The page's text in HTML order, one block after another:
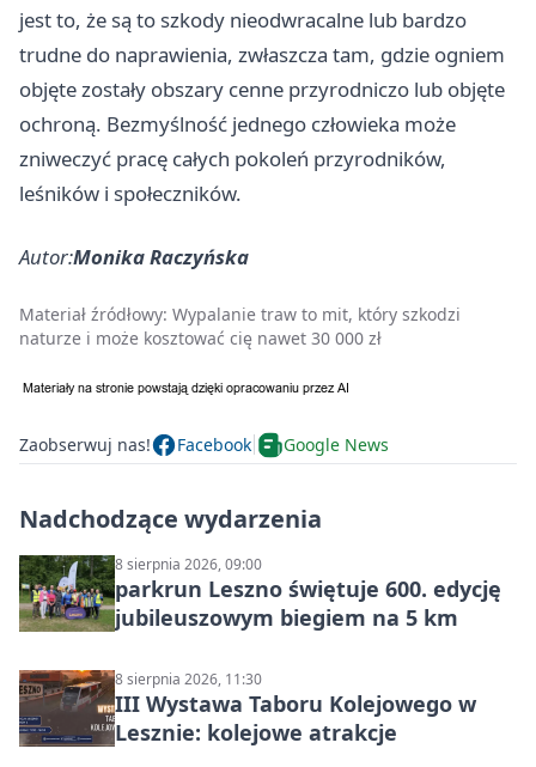
jest to, że są to szkody nieodwracalne lub bardzo
trudne do naprawienia, zwłaszcza tam, gdzie ogniem
objęte zostały obszary cenne przyrodniczo lub objęte
ochroną. Bezmyślność jednego człowieka może
zniweczyć pracę całych pokoleń przyrodników,
leśników i społeczników.
Autor:Monika Raczyńska
Materiał źródłowy: Wypalanie traw to mit, który szkodzi
naturze i może kosztować cię nawet 30 000 zł
Zaobserwuj nas! Facebook Google News
Nadchodzące wydarzenia
8 sierpnia 2026, 09:00
parkrun Leszno świętuje 600. edycję
jubileuszowym biegiem na 5 km
8 sierpnia 2026, 11:30
III Wystawa Taboru Kolejowego w
Lesznie: kolejowe atrakcje